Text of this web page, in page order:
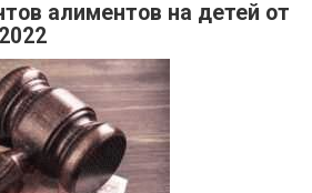
алиментов на детей от